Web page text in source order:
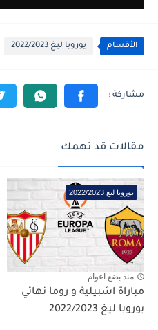
الأقسام يوروبا ليغ 2022/2023
مقالات قد تهمك
يوروبا ليغ 2022/2023
منذ بضع اعوام
مباراة اشبيلية و روما نهائي
يوروبا ليغ 2022/2023